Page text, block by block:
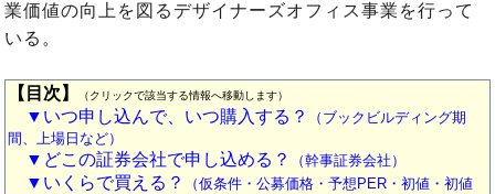
業価値の向上を図るデザイナーズオフィス事業を行って
いる。
【目次】 （クリックで該当する情報へ移動します）
▼いつ申し込んで、いつ購入する？
（ブックビルディング期
間、上場日など）
▼どこの証券会社で申し込める？ （幹事証券会社）
▼いくらで買える？
（仮条件・公募価格・予想PER・初値・初値